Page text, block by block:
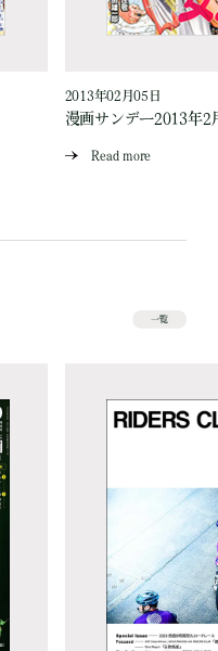
2013年02月05日
漫画サンデー2013年2
Read more
一覧